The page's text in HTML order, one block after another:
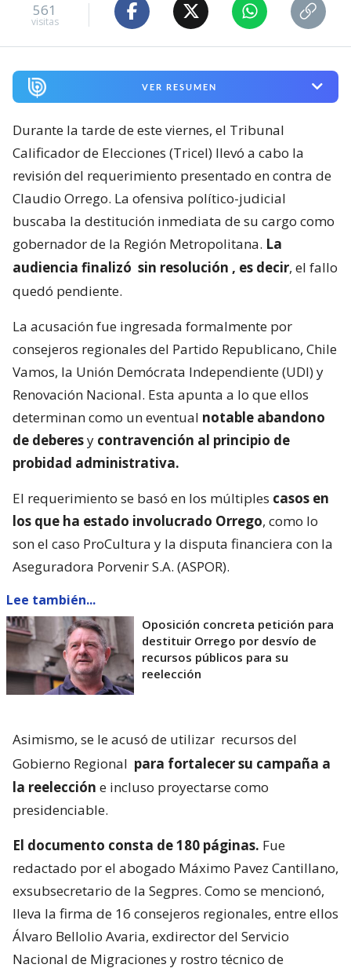
561
visitas
VER RESUMEN
Durante la tarde de este viernes, el Tribunal
Calificador de Elecciones (Tricel) llevó a cabo la
revisión del requerimiento presentado en contra de
Claudio Orrego. La ofensiva político-judicial
buscaba la destitución inmediata de su cargo como
gobernador de la Región Metropolitana. La
audiencia finalizó sin resolución , es decir, el fallo
quedó pendiente.
La acusación fue ingresada formalmente por
consejeros regionales del Partido Republicano, Chile
Vamos, la Unión Demócrata Independiente (UDI) y
Renovación Nacional. Esta apunta a lo que ellos
determinan como un eventual notable abandono
de deberesy contravención al principio de
probidad administrativa.
El requerimiento se basó en los múltiples casos en
los que ha estado involucrado Orrego, como lo
son el caso ProCultura y la disputa financiera con la
Aseguradora Porvenir S.A. (ASPOR).
Lee también...
Oposición concreta petición para
destituir Orrego por desvío de
recursos públicos para su
reelección
Asimismo, se le acusó de utilizar recursos del
Gobierno Regional para fortalecer su campaña a
la reelección e incluso proyectarse como
presidenciable.
El documento consta de 180 páginas. Fue
redactado por el abogado Máximo Pavez Cantillano,
exsubsecretario de la Segpres. Como se mencionó,
lleva la firma de 16 consejeros regionales, entre ellos
Álvaro Bellolio Avaria, exdirector del Servicio
Nacional de Migraciones y rostro técnico de